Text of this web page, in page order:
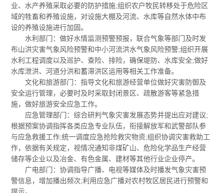
业、水产养殖采取必要的防护措施;组织农户牧民转移处于危险区
域的牲畜和养殖设施，对设施大棚及河流、水库等自然水体中布
设的养殖设施进行加固。
水利部门：做好水情监测预警预报，联合气象等部门及时发
布山洪灾害气象风险预警和中小河流洪水气象风险预警;组织开展
水利工程调度以及巡护、查险、排险，确保堤防、水库安全;做好
水库泄洪、河道分洪和蓄滞洪区运用等相关工作准备。
文化和旅游部门：指导文化和旅游经营单位做好灾害防御及
安全运行管理，必要时及时采取封闭景区、疏散游客等紧急措
施，做好旅游安全应急工作。
应急管理部门：综合研判气象灾害发展态势并提出应对建议;
根据预案协调指挥各类应急专业队伍，衔接解放军和武警部队参
与应急救援工作;统一调度应急抢险救灾物资;组织协调灾害救助工
作，依据有关规定，视情况通知非煤矿山、危险化学品生产经营
储存等企业以及冶金、有色金属、建材等其他行业企业停产。
广电部门：协调指导广播、电视等媒体及时播发气象灾害预
警信息，增加播出频次;利用应急广播对农村牧区居民进行预警和
提示。